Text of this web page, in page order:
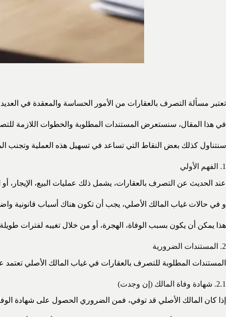
تعتبر مسألة التصرف بالعقارات من الأمور الحساسة والمعقدة في
في هذا المقال، سنستعرض المستندات المطلوبة والخطوات اللازمة
سنتناول كذلك بعض النقاط التي تساعد في تسهيل هذه العملية وتجنب
1. الفهم الأولي
عند الحديث عن التصرف بالعقارات، يشمل ذلك عمليات البيع، الإيجار، أو
و في حالات غياب المالك الأصلي، يجب أن تكون هناك أسباب قانونية
هذا يمكن أن يكون بسبب الوفاة، الهجرة، أو من خلال تغيبه لفترات
2. المستندات الضرورية
المستندات المطلوبة للتصرف بالعقارات في غياب المالك الأصلي تعتمد
2.1. شهادة وفاة المالك (إن وجدت)
إذا كان المالك الأصلي قد توفي، فمن الضروري الحصول على شهادة